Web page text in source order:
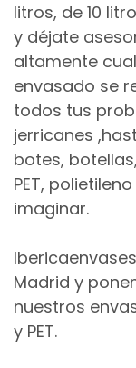
litros, de 10
y déjate
altamente
envasado se
todos tus
jerricanes
botes,
PET,
imaginar.
Madrid y
nuestros
y PET.